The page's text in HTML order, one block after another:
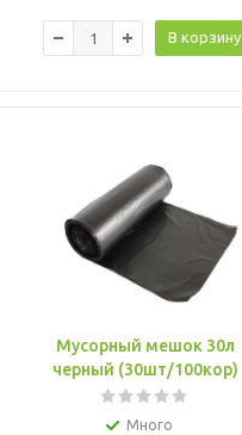
В корзину
Мусорный мешок 30л
черный (30шт/100кор)
Много